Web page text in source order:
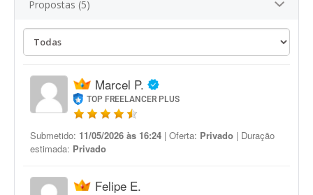
Propostas (5)
Marcel P.
TOP FREELANCER PLUS
Submetido: 11/05/2026 às 16:24 | Oferta: Privado | Duração
estimada: Privado
Felipe E.